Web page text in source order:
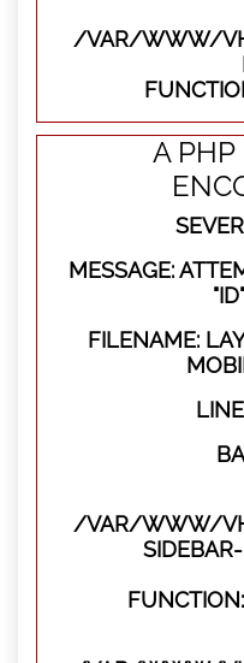
/VAR/WWW/
A PHP
MESSAGE:
FILENAME:
/VAR/WWW/